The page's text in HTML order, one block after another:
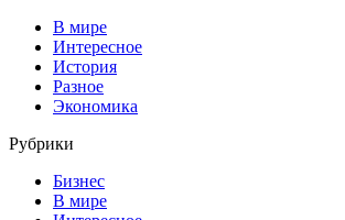
В мире
Интересное
История
Разное
Экономика
Рубрики
Бизнес
В мире